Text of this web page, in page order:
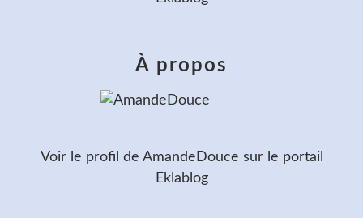
À propos
Voir le profil de AmandeDouce sur le portail
Eklablog